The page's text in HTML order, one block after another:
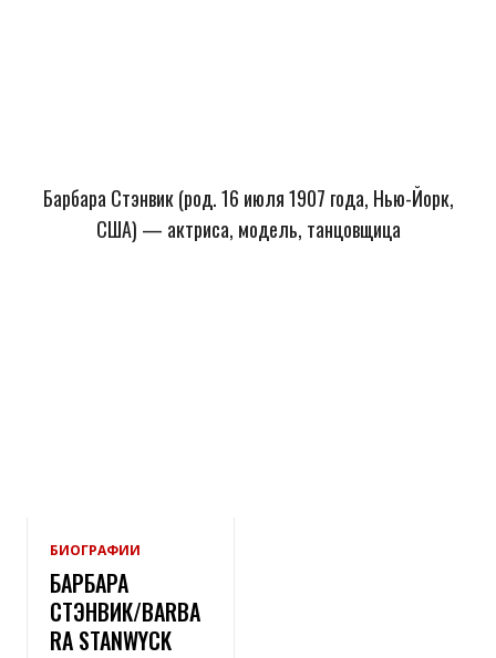
Барбара Стэнвик (род. 16 июля 1907 года, Нью-Йорк,
США) — актриса, модель, танцовщица
БИОГРАФИИ
БАРБАРА
СТЭНВИК/BARBA
RA STANWYCK